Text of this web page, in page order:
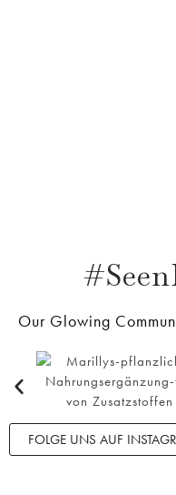
Our Glowing
FOLGE UNS AUF